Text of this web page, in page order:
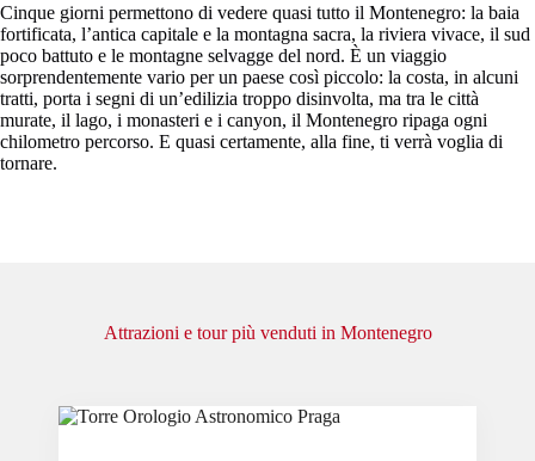
Cinque giorni permettono di vedere quasi tutto il Montenegro: la baia
fortificata, l’antica capitale e la montagna sacra, la riviera vivace, il sud
poco battuto e le montagne selvagge del nord. È un viaggio
sorprendentemente vario per un paese così piccolo: la costa, in alcuni
tratti, porta i segni di un’edilizia troppo disinvolta, ma tra le città
murate, il lago, i monasteri e i canyon, il Montenegro ripaga ogni
chilometro percorso. E quasi certamente, alla fine, ti verrà voglia di
tornare.
Attrazioni e tour più venduti in Montenegro